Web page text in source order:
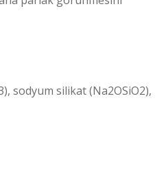
sodyum silikat (Na2OSiO2),